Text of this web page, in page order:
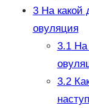
3На какой
овуляция
3.1На
3.2